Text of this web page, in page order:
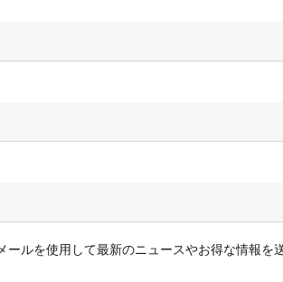
ルを使用して最新のニュースやお得な情報を